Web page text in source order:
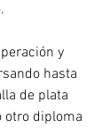
y
hasta
de plata
otro diploma